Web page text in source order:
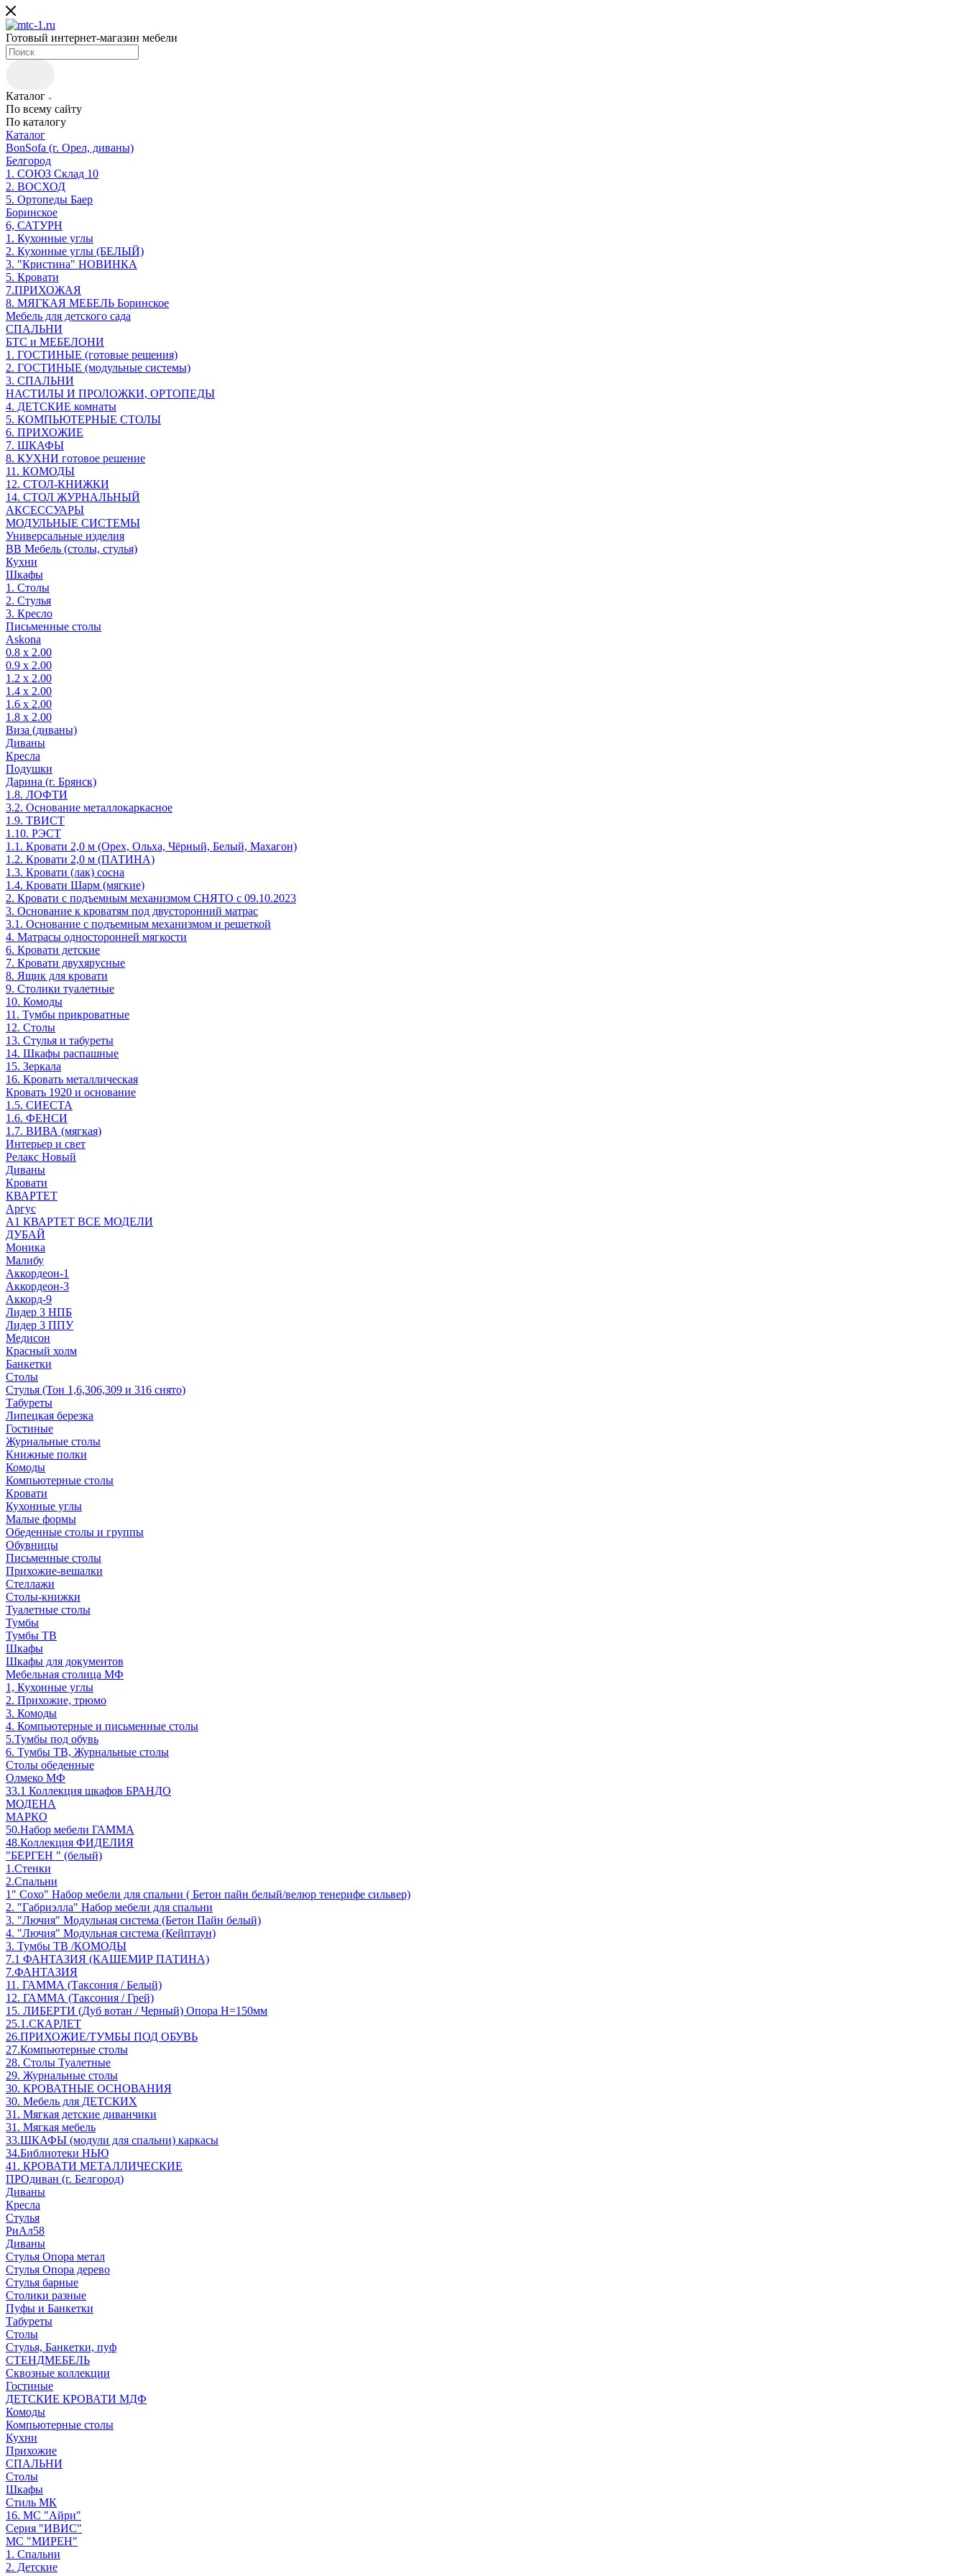
Готовый интернет-магазин мебели
Каталог
По всему сайту
По каталогу
Каталог
BonSofa (г. Орел, диваны)
Белгород
1. СОЮЗ Склад 10
2. ВОСХОД
5. Ортопеды Баер
Боринское
6, САТУРН
1. Кухонные углы
2. Кухонные углы (БЕЛЫЙ)
3. "Кристина" НОВИНКА
5. Кровати
7.ПРИХОЖАЯ
8. МЯГКАЯ МЕБЕЛЬ Боринское
Мебель для детского сада
СПАЛЬНИ
БТС и МЕБЕЛОНИ
1. ГОСТИНЫЕ (готовые решения)
2. ГОСТИНЫЕ (модульные системы)
3. СПАЛЬНИ
НАСТИЛЫ И ПРОЛОЖКИ, ОРТОПЕДЫ
4. ДЕТСКИЕ комнаты
5. КОМПЬЮТЕРНЫЕ СТОЛЫ
6. ПРИХОЖИЕ
7. ШКАФЫ
8. КУХНИ готовое решение
11. КОМОДЫ
12. СТОЛ-КНИЖКИ
14. СТОЛ ЖУРНАЛЬНЫЙ
АКСЕССУАРЫ
МОДУЛЬНЫЕ СИСТЕМЫ
Универсальные изделия
ВВ Мебель (столы, стулья)
Кухни
Шкафы
1. Столы
2. Стулья
3. Кресло
Письменные столы
Askona
0.8 х 2.00
0.9 х 2.00
1.2 х 2.00
1.4 х 2.00
1.6 х 2.00
1.8 х 2.00
Виза (диваны)
Диваны
Кресла
Подушки
Дарина (г. Брянск)
1.8. ЛОФТИ
3.2. Основание металлокаркасное
1.9. ТВИСТ
1.10. РЭСТ
1.1. Кровати 2,0 м (Орех, Ольха, Чёрный, Белый, Махагон)
1.2. Кровати 2,0 м (ПАТИНА)
1.3. Кровати (лак) сосна
1.4. Кровати Шарм (мягкие)
2. Кровати с подъемным механизмом СНЯТО с 09.10.2023
3. Основание к кроватям под двусторонний матрас
3.1. Основание с подъемным механизмом и решеткой
4. Матрасы односторонней мягкости
6. Кровати детские
7. Кровати двухярусные
8. Ящик для кровати
9. Столики туалетные
10. Комоды
11. Тумбы прикроватные
12. Столы
13. Стулья и табуреты
14. Шкафы распашные
15. Зеркала
16. Кровать металлическая
Кровать 1920 и основание
1.5. СИЕСТА
1.6. ФЕНСИ
1.7. ВИВА (мягкая)
Интерьер и свет
Релакс Новый
Диваны
Кровати
КВАРТЕТ
Аргус
А1 КВАРТЕТ ВСЕ МОДЕЛИ
ДУБАЙ
Моника
Малибу
Аккордеон-1
Аккордеон-3
Аккорд-9
Лидер 3 НПБ
Лидер 3 ППУ
Медисон
Красный холм
Банкетки
Столы
Стулья (Тон 1,6,306,309 и 316 снято)
Табуреты
Липецкая березка
Гостиные
Журнальные столы
Книжные полки
Комоды
Компьютерные столы
Кровати
Кухонные углы
Малые формы
Обеденные столы и группы
Обувницы
Письменные столы
Прихожие-вешалки
Стеллажи
Столы-книжки
Туалетные столы
Тумбы
Тумбы ТВ
Шкафы
Шкафы для документов
Мебельная столица МФ
1, Кухонные углы
2. Прихожие, трюмо
3. Комоды
4. Компьютерные и письменные столы
5.Тумбы под обувь
6. Тумбы ТВ, Журнальные столы
Столы обеденные
Олмеко МФ
33.1 Коллекция шкафов БРАНДО
МОДЕНА
МАРКО
50.Набор мебели ГАММА
48.Коллекция ФИДЕЛИЯ
"БЕРГЕН " (белый)
1.Стенки
2.Спальни
1" Сохо" Набор мебели для спальни ( Бетон пайн белый/велюр тенерифе сильвер)
2. "Габриэлла" Набор мебели для спальни
3. "Лючия" Модульная система (Бетон Пайн белый)
4. "Лючия" Модульная система (Кейптаун)
3. Тумбы ТВ /КОМОДЫ
7.1 ФАНТАЗИЯ (КАШЕМИР ПАТИНА)
7.ФАНТАЗИЯ
11. ГАММА (Таксония / Белый)
12. ГАММА (Таксония / Грей)
15. ЛИБЕРТИ (Дуб вотан / Черный) Опора Н=150мм
25.1.СКАРЛЕТ
26.ПРИХОЖИЕ/ТУМБЫ ПОД ОБУВЬ
27.Компьютерные столы
28. Столы Туалетные
29. Журнальные столы
30. КРОВАТНЫЕ ОСНОВАНИЯ
30. Мебель для ДЕТСКИХ
31. Мягкая детские диванчики
31. Мягкая мебель
33.ШКАФЫ (модули для спальни) каркасы
34.Библиотеки НЬЮ
41. КРОВАТИ МЕТАЛЛИЧЕСКИЕ
ПРОдиван (г. Белгород)
Диваны
Кресла
Стулья
РиАл58
Диваны
Стулья Опора метал
Стулья Опора дерево
Стулья барные
Столики разные
Пуфы и Банкетки
Табуреты
Столы
Стулья, Банкетки, пуф
СТЕНДМЕБЕЛЬ
Сквозные коллекции
Гостиные
ДЕТСКИЕ КРОВАТИ МДФ
Комоды
Компьютерные столы
Кухни
Прихожие
СПАЛЬНИ
Столы
Шкафы
Стиль МК
16. МС "Айри"
Серия "ИВИС"
МС "МИРЕН"
1. Спальни
2. Детские